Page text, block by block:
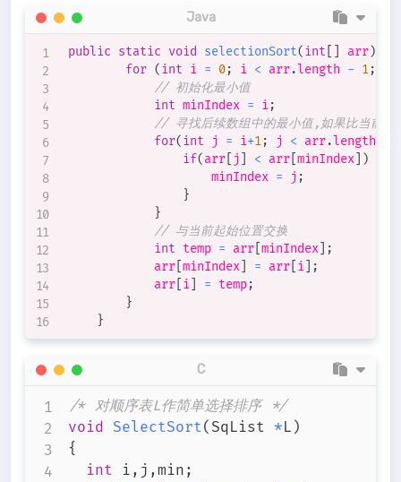
public static void selectionSort(int arr)
for (int i = 0; i < arr.length - 1;
// 初始化最小值
int minIndex = i;
// 寻找后续数组中的最小值,如果比当前最
for(int j = i+1; j < arr.length
if(arr j < arr minIndex )
                    minIndex
= j ;
}
}
// 与当前起始位置交换
int temp = arr minIndex
;
            arr
minIndex = arr i
;
            arr
i = temp;
}
}
Java
/* 对顺序表L作简单选择排序 */
void SelectSort( SqList *L )
{
int i , j ,min ;
C